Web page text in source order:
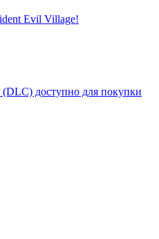
Evil Village!
(DLC) доступно для покупки